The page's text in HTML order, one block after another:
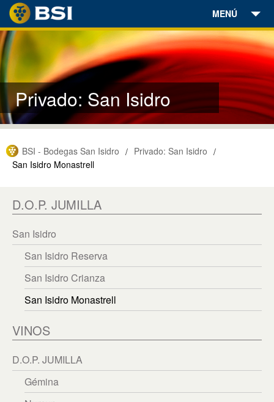
MENÚ
Bodegas
Vinos
Aceites
Enoturismo
Encuéntranos
Contacto
Tienda Online
繁體中文
English
Privado: San Isidro
BSI - Bodegas San Isidro / Privado: San Isidro /
San Isidro Monastrell
D.O.P. JUMILLA
San Isidro
San Isidro Reserva
San Isidro Crianza
San Isidro Monastrell
VINOS
D.O.P. JUMILLA
Gémina